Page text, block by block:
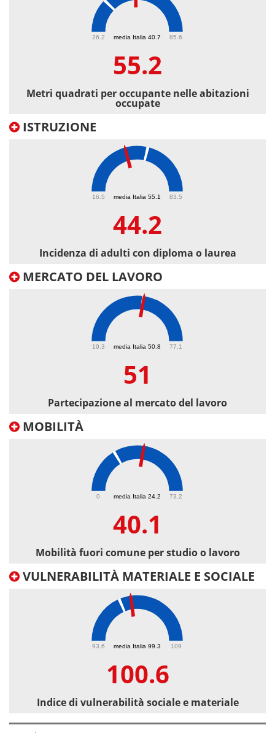
media Italia 40.7
26.2 85.6
55.2
Metri quadrati per occupante nelle abitazioni
occupate
ISTRUZIONE
media Italia 55.1
16.5 83.5
44.2
Incidenza di adulti con diploma o laurea
MERCATO DEL LAVORO
media Italia 50.8
19.3 77.1
51
Partecipazione al mercato del lavoro
MOBILITÀ
media Italia 24.2
0 73.2
40.1
Mobilità fuori comune per studio o lavoro
VULNERABILITÀ MATERIALE E SOCIALE
media Italia 99.3
93.6 109
100.6
Indice di vulnerabilità sociale e materiale